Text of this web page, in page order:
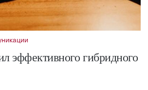
эффективного гибридного